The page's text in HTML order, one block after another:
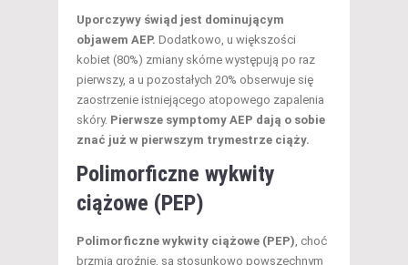
Uporczywy świąd jest dominującym
objawem AEP. Dodatkowo, u większości
kobiet (80%) zmiany skórne występują po raz
pierwszy, a u pozostałych 20% obserwuje się
zaostrzenie istniejącego atopowego zapalenia
skóry. Pierwsze symptomy AEP dają o sobie
znać już w pierwszym trymestrze ciąży.
Polimorficzne wykwity
ciążowe (PEP)
Polimorficzne wykwity ciążowe (PEP), choć
brzmią groźnie, są stosunkowo powszechnym